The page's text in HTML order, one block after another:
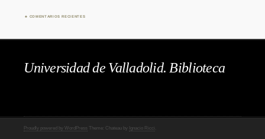
COMENTARIOS RECIENTES
Universidad de Valladolid. Biblioteca
Proudly powered by WordPress Theme: Chateau by Ignacio Ricci